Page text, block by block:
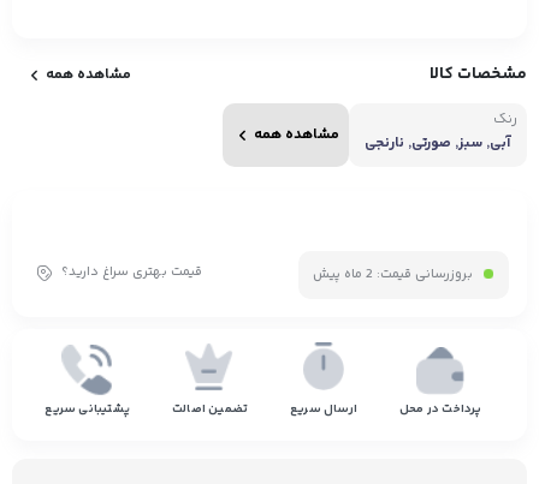
مشخصات کالا
مشاهده همه
رنگ
آبی, سبز, صورتی, نارنجی
مشاهده همه
بروزرسانی قیمت: 2 ماه پیش قیمت بهتری سراغ دارید؟
پرداخت در محل ارسال سریع تضمین اصالت پشتیبانی سریع